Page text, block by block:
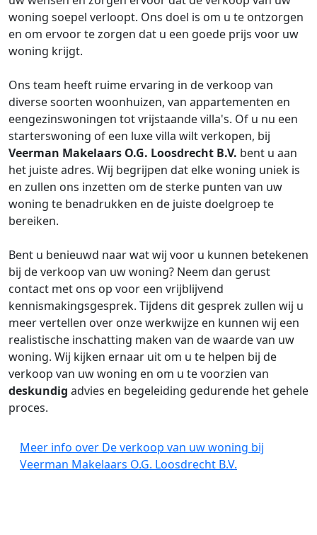
woning soepel verloopt. Ons doel is om u te ontzorgen
en om ervoor te zorgen dat u een goede prijs voor uw
woning krijgt.
Ons team heeft ruime ervaring in de verkoop van
diverse soorten woonhuizen, van appartementen en
eengezinswoningen tot vrijstaande villa's. Of u nu een
starterswoning of een luxe villa wilt verkopen, bij
Veerman Makelaars O.G. Loosdrecht B.V. bent u aan
het juiste adres. Wij begrijpen dat elke woning uniek is
en zullen ons inzetten om de sterke punten van uw
woning te benadrukken en de juiste doelgroep te
bereiken.
Bent u benieuwd naar wat wij voor u kunnen betekenen
bij de verkoop van uw woning? Neem dan gerust
contact met ons op voor een vrijblijvend
kennismakingsgesprek. Tijdens dit gesprek zullen wij u
meer vertellen over onze werkwijze en kunnen wij een
realistische inschatting maken van de waarde van uw
woning. Wij kijken ernaar uit om u te helpen bij de
verkoop van uw woning en om u te voorzien van
deskundig advies en begeleiding gedurende het gehele
proces.
Meer info over De verkoop van uw woning bij
Veerman Makelaars O.G. Loosdrecht B.V.